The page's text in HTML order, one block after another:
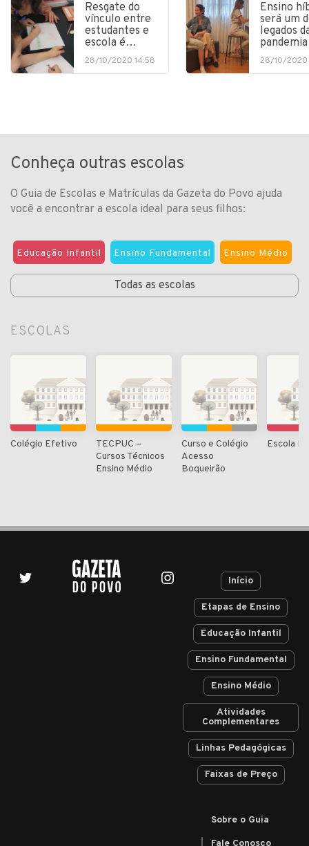
Resgate do
vínculo entre
estudantes e
escola é…
28/10/2020 14:58
Ensino
será um
legados
pandemia
28/10/2020
Conheça outras escolas
O Guia de Escolas e Matrículas da Gazeta do Povo ajuda
você a encontrar a escola ideal para seus filhos:
Educação Infantil Ensino Fundamental Ensino Médio
Todas as escolas
ESCOLAS
Colégio Efetivo
TECPUC –
Cursos Técnicos
Ensino Médio
Curso e Colégio
Acesso
Boqueirão
Escola
Início
Etapas de Ensino
Educação Infantil
Ensino Fundamental
Ensino Médio
Atividades
Complementares
Linhas Pedagógicas
Faixas de Preço
Sobre o Guia
Fale Conosco